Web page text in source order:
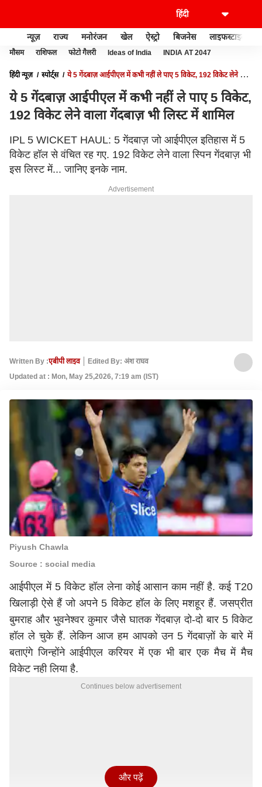
न्यूज़ राज्य मनोरंजन खेल ऐस्ट्रो बिजनेस लाइफस्टाइल
मौसम राशिफल फोटो गैलरी Ideas of India INDIA AT 2047
हिंदी न्यूज़ स्पोर्ट्स
ये 5 गेंदबाज़ आईपीएल में कभी नहीं ले पाए 5 विकेट, 192 विकेट लेने वाला
ये 5 गेंदबाज़ आईपीएल में कभी नहीं ले पाए 5 विकेट,
192 विकेट लेने वाला गेंदबाज़ भी लिस्ट में शामिल
IPL 5 WICKET HAUL: 5 गेंदबाज़ जो आईपीएल इतिहास में 5
विकेट हॉल से वंचित रह गए. 192 विकेट लेने वाला स्पिन गेंदबाज़ भी
इस लिस्ट में... जानिए इनके नाम.
Advertisement
Written By :एबीपी लाइव
Edited By: अंश राघव
Updated at : Mon, May 25,2026, 7:19 am (IST)
Piyush Chawla
Source : social media
आईपीएल में 5 विकेट हॉल लेना कोई आसान काम नहीं है. कई T20
खिलाड़ी ऐसे हैं जो अपने 5 विकेट हॉल के लिए मशहूर हैं.जसप्रीत
बुमराह और भुवनेश्वर कुमार जैसे घातक गेंदबाज़ दो-दो बार 5 विकेट
हॉल ले चुके हैं. लेकिन आज हम आपको उन 5 गेंदबाज़ों के बारे में
बताएंगे जिन्होंने आईपीएल करियर में एक भी बार एक मैच में मैच
विकेट नही लिया है.
Continues below advertisement
और पढ़ें